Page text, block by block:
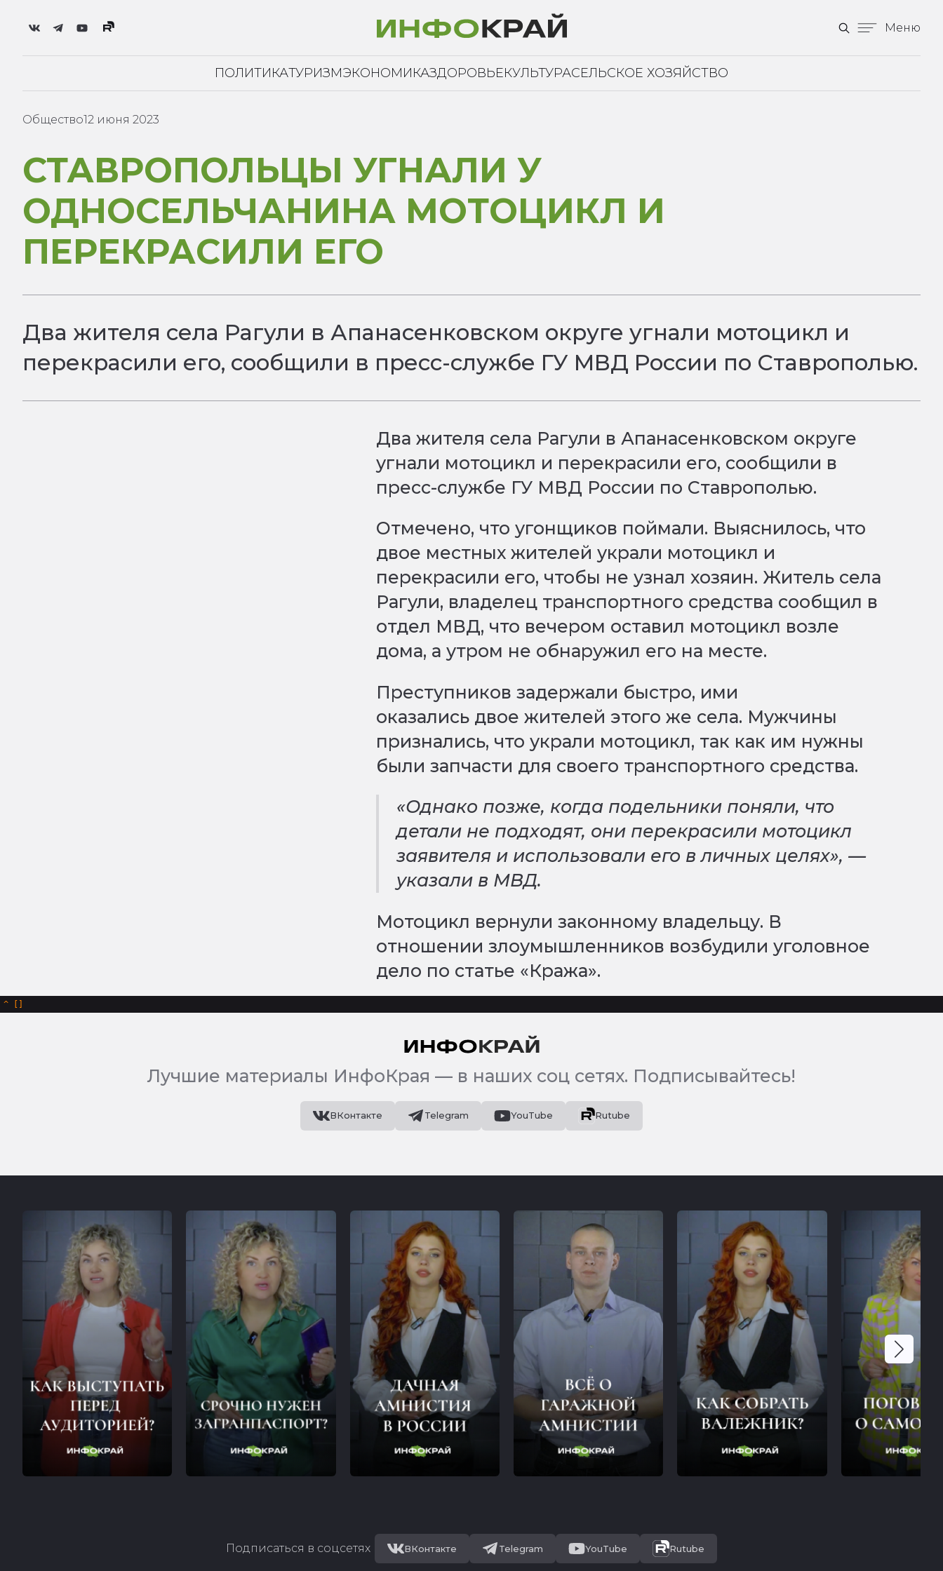
Меню
ПОЛИТИКАТУРИЗМЭКОНОМИКАЗДОРОВЬЕКУЛЬТУРАСЕЛЬСКОЕ ХОЗЯЙСТВО
Общество12 июня 2023
СТАВРОПОЛЬЦЫ УГНАЛИ У
ОДНОСЕЛЬЧАНИНА МОТОЦИКЛ И
ПЕРЕКРАСИЛИ ЕГО
Два жителя села Рагули в Апанасенковском округе угнали мотоцикл и
перекрасили его, сообщили в пресс-службе ГУ МВД России по Ставрополью.
Два жителя села Рагули в Апанасенковском округе
угнали мотоцикл и перекрасили его, сообщили в
пресс-службе ГУ МВД России по Ставрополью.
Отмечено, что угонщиков поймали. Выяснилось, что
двое местных жителей украли мотоцикл и
перекрасили его, чтобы не узнал хозяин. Житель села
Рагули, владелец транспортного средства сообщил в
отдел МВД, что вечером оставил мотоцикл возле
дома, а утром не обнаружил его на месте.
Преступников задержали быстро, ими
оказались двое жителей этого же села. Мужчины
признались, что украли мотоцикл, так как им нужны
были запчасти для своего транспортного средства.
«Однако позже, когда подельники поняли, что
детали не подходят, они перекрасили мотоцикл
заявителя и использовали его в личных целях», —
указали в МВД.
Мотоцикл вернули законному владельцу. В
отношении злоумышленников возбудили уголовное
дело по статье «Кража».
^
Лучшие материалы ИнфоКрая — в наших соц сетях. Подписывайтесь!
ВКонтакте Telegram YouTube Rutube
Подписаться в соцсетях ВКонтакте Telegram YouTube Rutube